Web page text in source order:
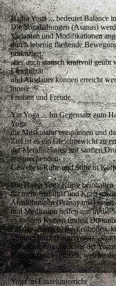
Hatha Yoga ... bedeutet Balance
Die Yogahaltungen (Asanas)
Varianten und Modifikationen
durch lebenig fließende
praktiziert,
aber auch statisch kraftvoll geübt
Flexibilität
und Ausdauer können erreicht
innere
Freiheit und Freude.
Yin Yoga ... Im Gegensatz zum
Yoga
die Muskulatur entspannen und
Ziel ist es ein Gleichgewicht zu
der Meridianlinien mit sanften
entsprechenden
Gewebes. Ruhe und Stille in
Die Hatha Yoga Kurse
für mehr Stabilität und Kraft
Atemübungen (Pranayama)
und Meditation helfen uns in die
In meinen Kursen findest Du
Faszienübungen, Beckenboden,
Mudra Flows (Fingeryoga),
einladen“, Übungen aus der
Embodimenttechniken, welche
vertiefen.
Yoga im Einzelunterricht